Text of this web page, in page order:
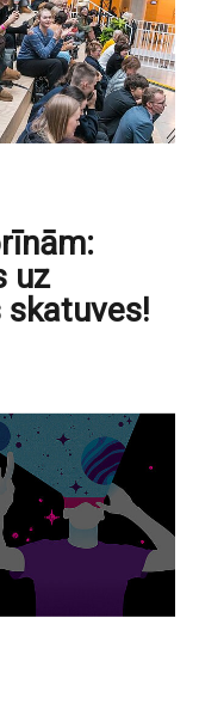
uz
skatuves!